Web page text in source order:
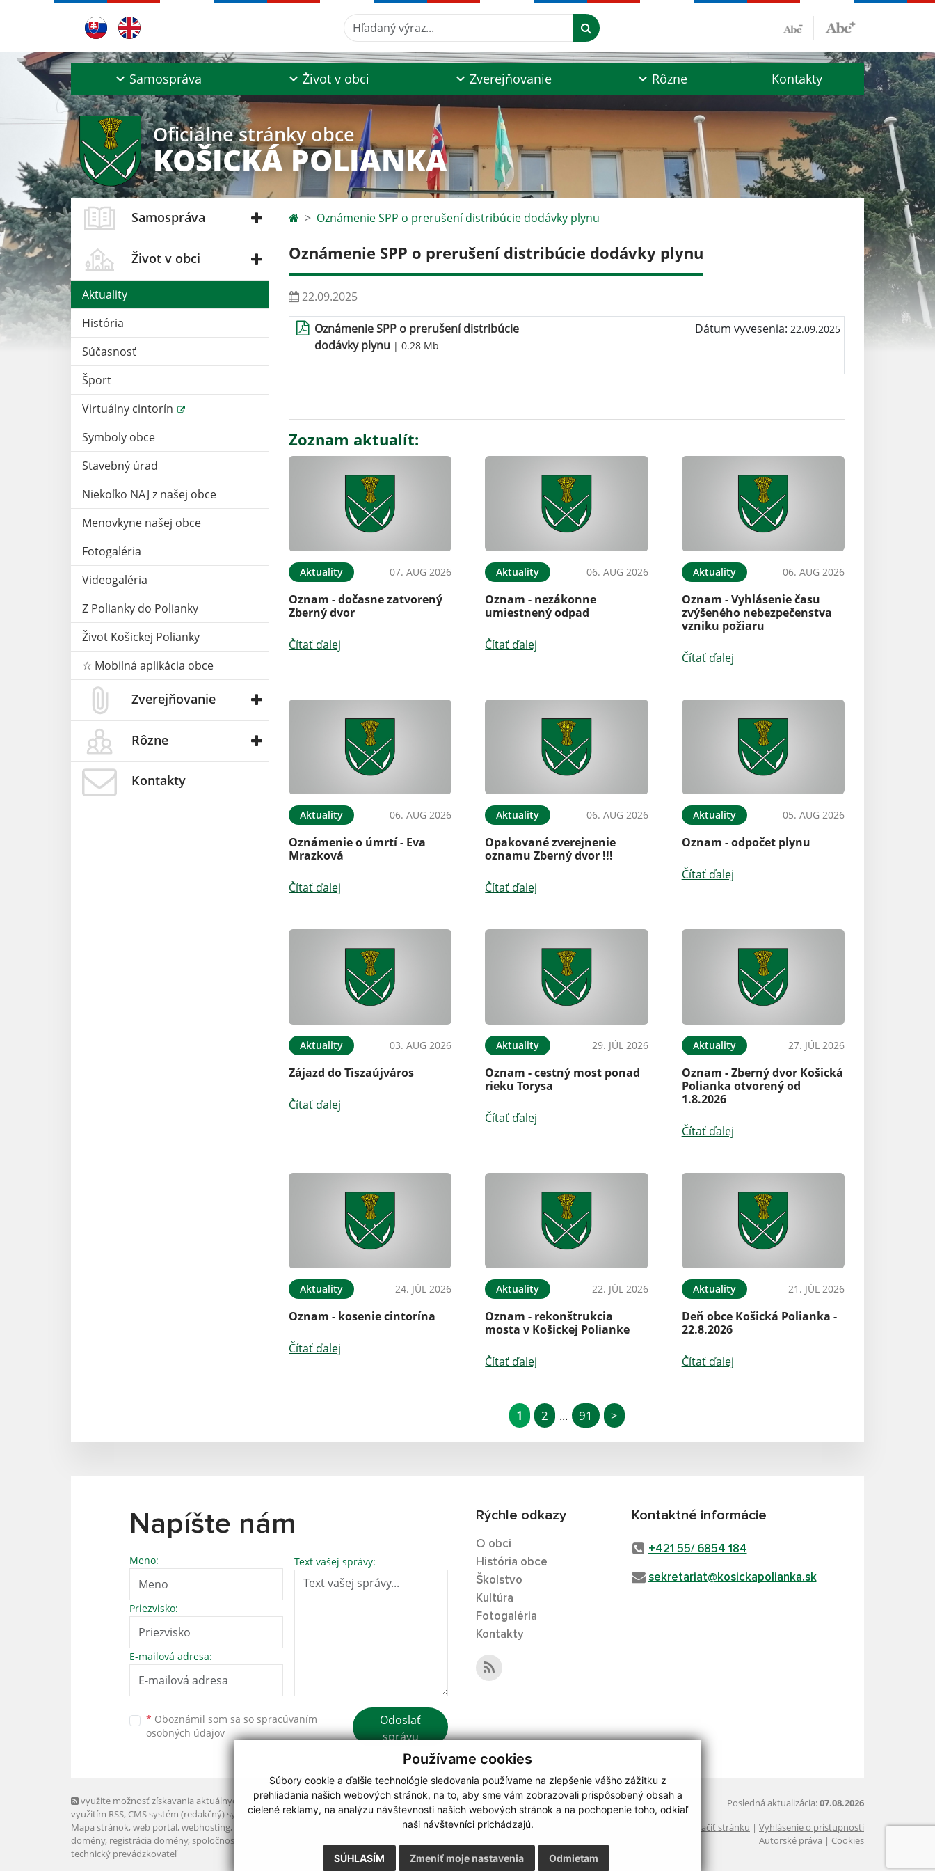
Používame cookies
Súbory cookie a ďalšie technológie sledovania používame na zlepšenie vášho zážitku z
prehliadania našich webových stránok, na to, aby sme vám zobrazovali prispôsobený obsah a
cielené reklamy, na analýzu návštevnosti našich webových stránok a na pochopenie toho, odkiaľ
naši návštevníci prichádzajú.
SÚHLASÍM Odmietam
Zmeniť moje nastavenia
Hľadaný výraz...
Samospráva Život v obci Zverejňovanie Rôzne Kontakty
Oficiálne stránky obce
KOŠICKÁ POLIANKA
Samospráva
Život v obci
Aktuality
História
Súčasnosť
Šport
Virtuálny cintorín
Symboly obce
Stavebný úrad
Niekoľko NAJ z našej obce
Menovkyne našej obce
Fotogaléria
Videogaléria
Z Polianky do Polianky
Život Košickej Polianky
☆ Mobilná aplikácia obce
Zverejňovanie
Rôzne
Kontakty
Oznámenie SPP o prerušení distribúcie dodávky plynu
Oznámenie SPP o prerušení distribúcie dodávky plynu
22.09.2025
Oznámenie SPP o prerušení distribúcie
dodávky plynu | 0.28 Mb
Dátum vyvesenia: 22.09.2025
Zoznam aktualít:
Aktuality 07. AUG 2026
Oznam - dočasne zatvorený
Zberný dvor
Čítať ďalej
Aktuality 06. AUG 2026
Oznam - nezákonne
umiestnený odpad
Čítať ďalej
Aktuality 06. AUG 2026
Oznam - Vyhlásenie času
zvýšeného nebezpečenstva
vzniku požiaru
Čítať ďalej
Aktuality 06. AUG 2026
Oznámenie o úmrtí - Eva
Mrazková
Čítať ďalej
Aktuality 06. AUG 2026
Opakované zverejnenie
oznamu Zberný dvor !!!
Čítať ďalej
Aktuality 05. AUG 2026
Oznam - odpočet plynu
Čítať ďalej
Aktuality 03. AUG 2026
Zájazd do Tiszaújváros
Čítať ďalej
Aktuality 29. JÚL 2026
Oznam - cestný most ponad
rieku Torysa
Čítať ďalej
Aktuality 27. JÚL 2026
Oznam - Zberný dvor Košická
Polianka otvorený od
1.8.2026
Čítať ďalej
Aktuality 24. JÚL 2026
Oznam - kosenie cintorína
Čítať ďalej
Aktuality 22. JÚL 2026
Oznam - rekonštrukcia
mosta v Košickej Polianke
Čítať ďalej
Aktuality 21. JÚL 2026
Deň obce Košická Polianka -
22.8.2026
Čítať ďalej
1 2 ... 91 >
Napíšte nám
Meno:
Priezvisko:
E-mailová adresa:
Text vašej správy:
* Oboznámil som sa so spracúvaním
osobných údajov
Odoslať
správu
Rýchle odkazy
O obci
História obce
Školstvo
Kultúra
Fotogaléria
Kontakty
Kontaktné informácie
+421 55/ 6854 184
sekretariat@kosickapolianka.sk
využite možnosť získavania aktuálnych informácií s
využitím RSS, CMS systém (redakčný) systém ECHELON 2,
Mapa stránok, web portál, webhosting,
domény, registrácia domény, spoločnosť webex.digital, s.r.o.
technický prevádzkovateľ
Posledná aktualizácia:07.08.2026
Vytlačiť stránku | Vyhlásenie o prístupnosti
Autorské práva | Cookies
webdesign|